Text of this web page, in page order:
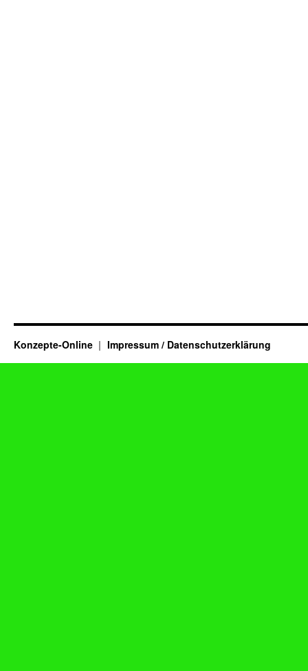
Konzepte-Online Impressum / Datenschutzerklärung